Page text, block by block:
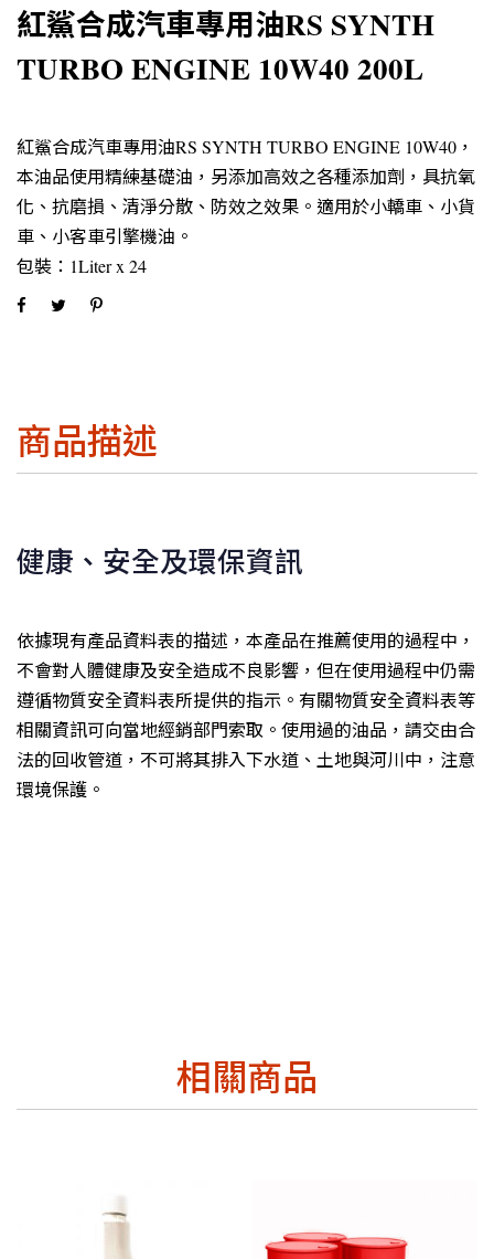
紅鯊合成汽車專用油RS SYNTH
TURBO ENGINE 10W40 200L
紅鯊合成汽車專用油RS SYNTH TURBO ENGINE 10W40，
本油品使用精練基礎油，另添加高效之各種添加劑，具抗氧
化、抗磨損、清淨分散、防效之效果。適用於小轎車、小貨
車、小客車引擎機油。
包裝：1Liter x 24
商品描述
健康、安全及環保資訊
依據現有產品資料表的描述，本產品在推薦使用的過程中，
不會對人體健康及安全造成不良影響，但在使用過程中仍需
遵循物質安全資料表所提供的指示。有關物質安全資料表等
相關資訊可向當地經銷部門索取。使用過的油品，請交由合
法的回收管道，不可將其排入下水道、土地與河川中，注意
環境保護。
相關商品